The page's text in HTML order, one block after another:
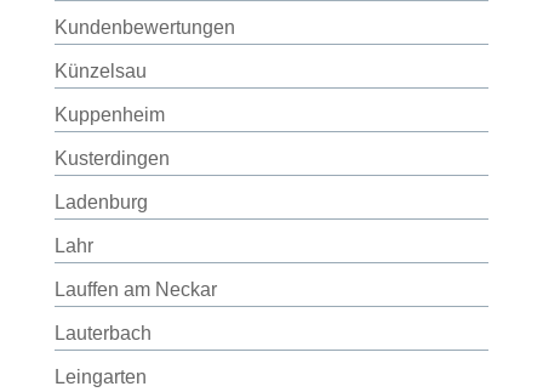
Kundenbewertungen
Künzelsau
Kuppenheim
Kusterdingen
Ladenburg
Lahr
Lauffen am Neckar
Lauterbach
Leingarten